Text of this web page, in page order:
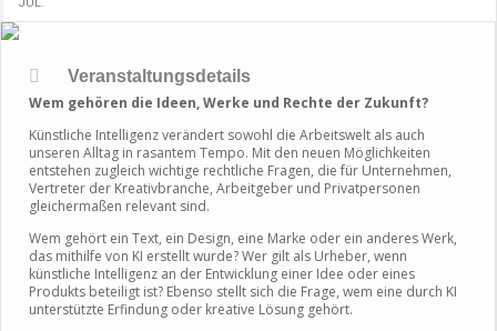
Veranstaltungsdetails
Wem gehören die Ideen, Werke und Rechte der Zukunft?
Künstliche Intelligenz verändert sowohl die Arbeitswelt als auch
unseren Alltag in rasantem Tempo. Mit den neuen Möglichkeiten
entstehen zugleich wichtige rechtliche Fragen, die für Unternehmen,
Vertreter der Kreativbranche, Arbeitgeber und Privatpersonen
gleichermaßen relevant sind.
Wem gehört ein Text, ein Design, eine Marke oder ein anderes Werk,
das mithilfe von KI erstellt wurde? Wer gilt als Urheber, wenn
künstliche Intelligenz an der Entwicklung einer Idee oder eines
Produkts beteiligt ist? Ebenso stellt sich die Frage, wem eine durch KI
unterstützte Erfindung oder kreative Lösung gehört.